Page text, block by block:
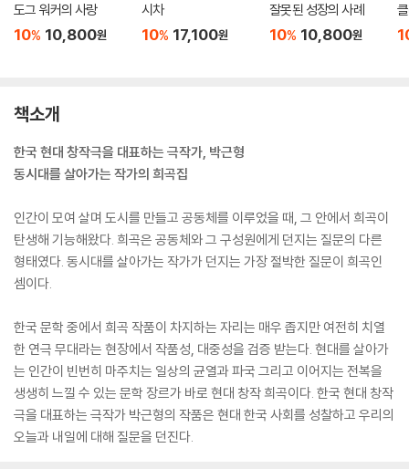
도그 워커의 사랑
10% 10,800원
시차
10% 17,100원
잘못된 성장의 사례
10% 10,800원
책소개
한국 현대 창작극을 대표하는 극작가, 박근형
동시대를 살아가는 작가의 희곡집
인간이 모여 살며 도시를 만들고 공동체를 이루었을 때, 그 안에서 희곡이
탄생해 기능해왔다. 희곡은 공동체와 그 구성원에게 던지는 질문의 다른
형태였다. 동시대를 살아가는 작가가 던지는 가장 절박한 질문이 희곡인
셈이다.
한국 문학 중에서 희곡 작품이 차지하는 자리는 매우 좁지만 여전히 치열
한 연극 무대라는 현장에서 작품성, 대중성을 검증 받는다. 현대를 살아가
는 인간이 빈번히 마주치는 일상의 균열과 파국 그리고 이어지는 전복을
생생히 느낄 수 있는 문학 장르가 바로 현대 창작 희곡이다. 한국 현대 창작
극을 대표하는 극작가 박근형의 작품은 현대 한국 사회를 성찰하고 우리의
오늘과 내일에 대해 질문을 던진다.